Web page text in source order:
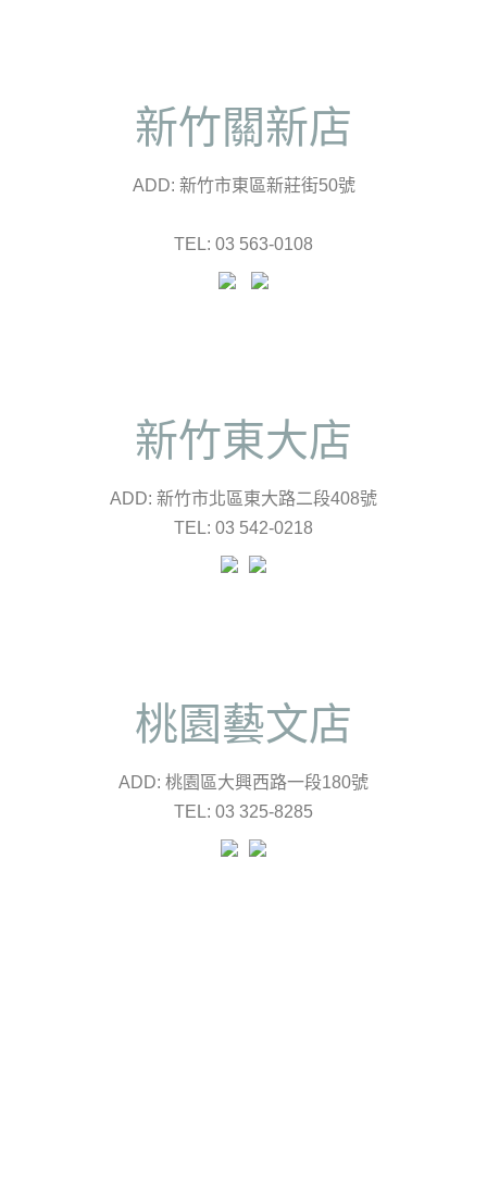
新竹關新店
ADD: 新竹市東區新莊街50號
TEL: 03 563-0108
新竹東大店
ADD: 新竹市北區東大路二段408號
TEL: 03 542-0218
桃園藝文店
ADD: 桃園區大興西路一段180號
TEL: 03 325-8285